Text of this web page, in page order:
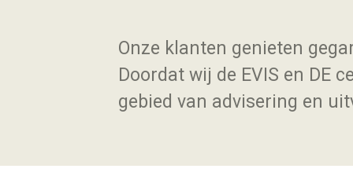
Onze klanten genieten
Doordat wij de EVIS en DE
gebied van advisering en